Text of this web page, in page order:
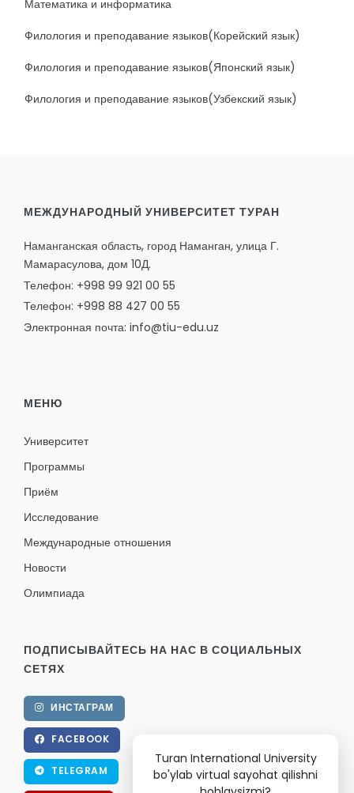
Математика и информатика
Филология и преподавание языков(Корейский язык)
Филология и преподавание языков(Японский язык)
Филология и преподавание языков(Узбекский язык)
МЕЖДУНАРОДНЫЙ УНИВЕРСИТЕТ ТУРАН
Наманганская область, город Наманган, улица Г.
Мамарасулова, дом 10Д.
Телефон: +998 99 921 00 55
Телефон: +998 88 427 00 55
Электронная почта: info@tiu-edu.uz
МЕНЮ
Университет
Программы
Приём
Исследование
Международные отношения
Новости
Олимпиада
ПОДПИСЫВАЙТЕСЬ НА НАС В СОЦИАЛЬНЫХ
СЕТЯХ
ИНСТАГРАМ
FACEBOOK
TELEGRAM
Turan International University
bo'ylab virtual sayohat qilishni